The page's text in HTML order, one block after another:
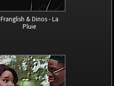
Franglish & Dinos - La
Pluie